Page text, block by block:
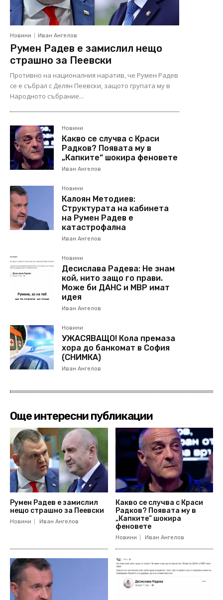
Новини Иван Ангелов
Румен Радев е замислил нещо
страшно за Пеевски
Противно на националния наратив, че Румен Радев
се е събрал с Делян Пеевски, защото групата му в
Народното събрание...
Новини
Какво се случва с Краси
Радков? Появата му в
„Капките“ шокира феновете
Иван Ангелов
Новини
Калоян Методиев:
Структурата на кабинета
на Румен Радев е
катастрофална
Иван Ангелов
Новини
Десислава Радева: Не знам
кой, нито защо го прави.
Може би ДАНС и МВР имат
идея
Иван Ангелов
Новини
УЖАСЯВАЩО! Кола премаза
хора до банкомат в София
(СНИМКА)
Иван Ангелов
Още интересни публикации
Румен Радев е замислил
нещо страшно за Пеевски
Новини Иван Ангелов
Какво се случва с Краси
Радков? Появата му в
„Капките“ шокира
феновете
Новини Иван Ангелов